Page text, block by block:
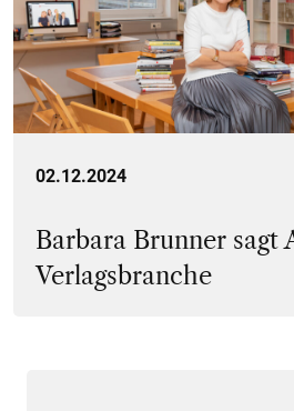
02.12.2024
Barbara Brunner sagt
Verlagsbranche